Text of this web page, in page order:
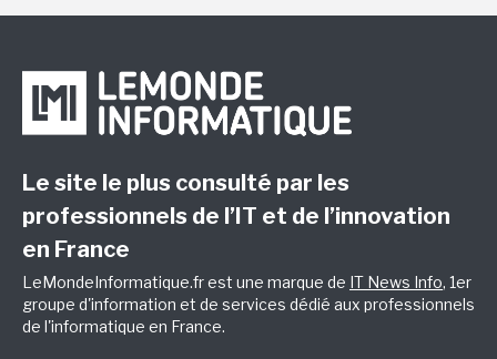
Le site le plus consulté par les
professionnels de l’IT et de l’innovation
en France
LeMondeInformatique.fr est une marque de IT News Info, 1er
groupe d'information et de services dédié aux professionnels
de l'informatique en France.